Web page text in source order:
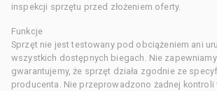
inspekcji sprzętu przed złożeniem oferty.
Funkcje
Sprzęt nie jest testowany pod obciążeniem ani
wszystkich dostępnych biegach. Nie
gwarantujemy, że sprzęt działa zgodnie ze
producenta. Nie przeprowadzono żadnej kontroli